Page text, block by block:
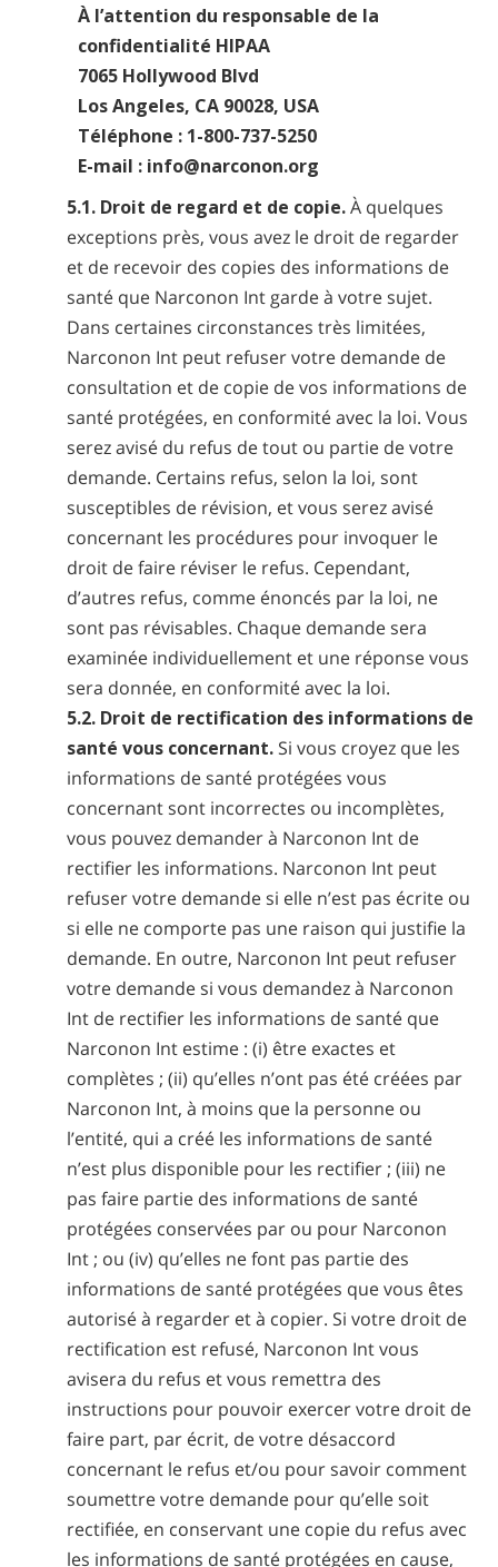
À l’attention du responsable de la
confidentialité HIPAA
7065 Hollywood Blvd
Los Angeles, CA 90028, USA
Téléphone : 1-800-737-5250
E-mail : info@narconon.org
5.1. Droit de regard et de copie.À quelques
exceptions près, vous avez le droit de regarder
et de recevoir des copies des informations de
santé que Narconon Int garde à votre sujet.
Dans certaines circonstances très limitées,
Narconon Int peut refuser votre demande de
consultation et de copie de vos informations de
santé protégées, en conformité avec la loi. Vous
serez avisé du refus de tout ou partie de votre
demande. Certains refus, selon la loi, sont
susceptibles de révision, et vous serez avisé
concernant les procédures pour invoquer le
droit de faire réviser le refus. Cependant,
d’autres refus, comme énoncés par la loi, ne
sont pas révisables. Chaque demande sera
examinée individuellement et une réponse vous
sera donnée, en conformité avec la loi.
5.2. Droit de rectification des informations de
santé vous concernant. Si vous croyez que les
informations de santé protégées vous
concernant sont incorrectes ou incomplètes,
vous pouvez demander à Narconon Int de
rectifier les informations. Narconon Int peut
refuser votre demande si elle n’est pas écrite ou
si elle ne comporte pas une raison qui justifie la
demande. En outre, Narconon Int peut refuser
votre demande si vous demandez à Narconon
Int de rectifier les informations de santé que
Narconon Int estime : (i) être exactes et
complètes ; (ii) qu’elles n’ont pas été créées par
Narconon Int, à moins que la personne ou
l’entité, qui a créé les informations de santé
n’est plus disponible pour les rectifier ; (iii) ne
pas faire partie des informations de santé
protégées conservées par ou pour Narconon
Int ; ou (iv) qu’elles ne font pas partie des
informations de santé protégées que vous êtes
autorisé à regarder et à copier. Si votre droit de
rectification est refusé, Narconon Int vous
avisera du refus et vous remettra des
instructions pour pouvoir exercer votre droit de
faire part, par écrit, de votre désaccord
concernant le refus et/ou pour savoir comment
soumettre votre demande pour qu’elle soit
rectifiée, en conservant une copie du refus avec
les informations de santé protégées en cause,